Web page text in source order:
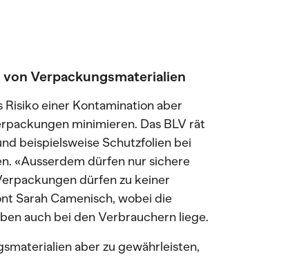
Verpackungsmaterialien
einer Kontamination aber
minimieren. Das BLV rät
beispielsweise Schutzfolien bei
«Ausserdem dürfen nur sichere
dürfen zu keiner
Sarah Camenisch, wobei die
auch bei den Verbrauchern liege.
aber zu gewährleisten,